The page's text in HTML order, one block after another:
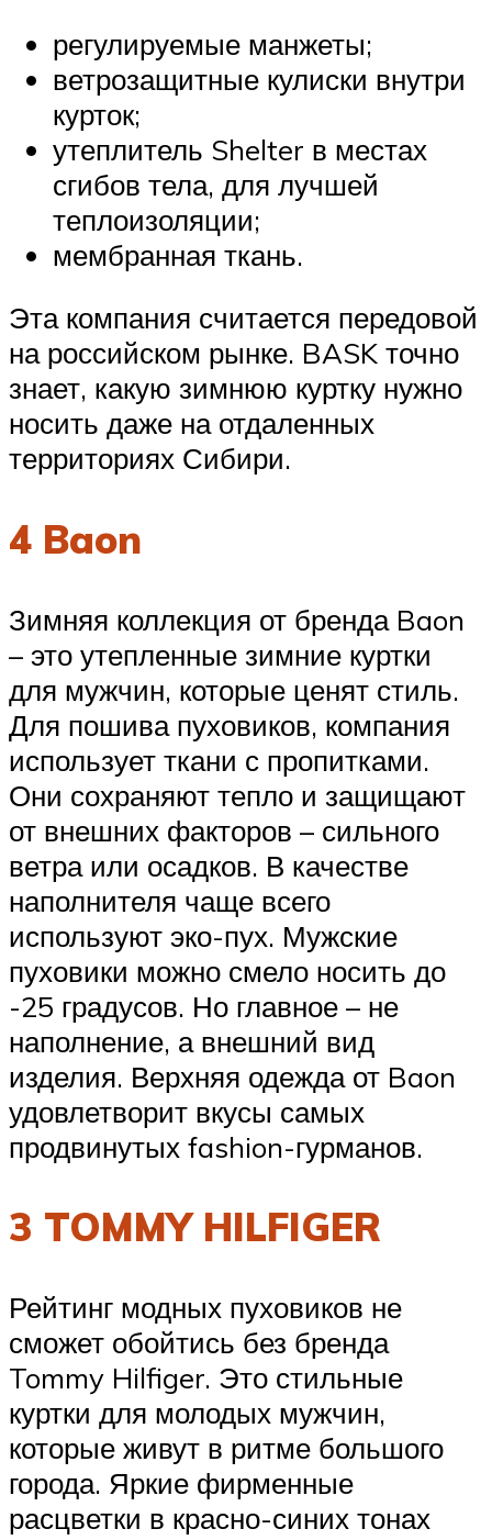
регулируемые манжеты;
ветрозащитные кулиски внутри
курток;
утеплитель Shelter в местах
сгибов тела, для лучшей
теплоизоляции;
мембранная ткань.
Эта компания считается передовой
на российском рынке. BASK точно
знает, какую зимнюю куртку нужно
носить даже на отдаленных
территориях Сибири.
4 Baon
Зимняя коллекция от бренда Baon
– это утепленные зимние куртки
для мужчин, которые ценят стиль.
Для пошива пуховиков, компания
использует ткани с пропитками.
Они сохраняют тепло и защищают
от внешних факторов – сильного
ветра или осадков. В качестве
наполнителя чаще всего
используют эко-пух. Мужские
пуховики можно смело носить до
-25 градусов. Но главное – не
наполнение, а внешний вид
изделия. Верхняя одежда от Baon
удовлетворит вкусы самых
продвинутых fashion-гурманов.
3 TOMMY HILFIGER
Рейтинг модных пуховиков не
сможет обойтись без бренда
Tommy Hilfiger. Это стильные
куртки для молодых мужчин,
которые живут в ритме большого
города. Яркие фирменные
расцветки в красно-синих тонах